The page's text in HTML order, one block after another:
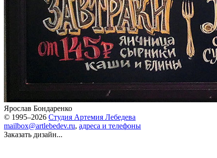
Ярослав Бондаренко
© 1995–2026 Студия Артемия Лебедева
mailbox@artlebedev.ru, адреса и телефоны
Заказать дизайн...